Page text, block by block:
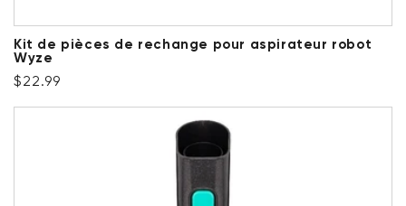
Kit de pièces de rechange pour aspirateur robot
Wyze
Prix ​​régulier
$22.99